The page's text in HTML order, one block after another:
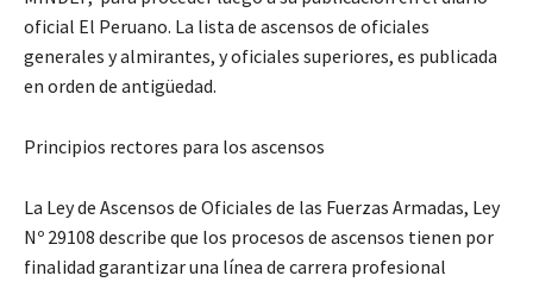
oficial El Peruano. La lista de ascensos de oficiales
generales y almirantes, y oficiales superiores, es publicada
en orden de antigüedad.
Principios rectores para los ascensos
La Ley de Ascensos de Oficiales de las Fuerzas Armadas, Ley
Nº 29108 describe que los procesos de ascensos tienen por
finalidad garantizar una línea de carrera profesional